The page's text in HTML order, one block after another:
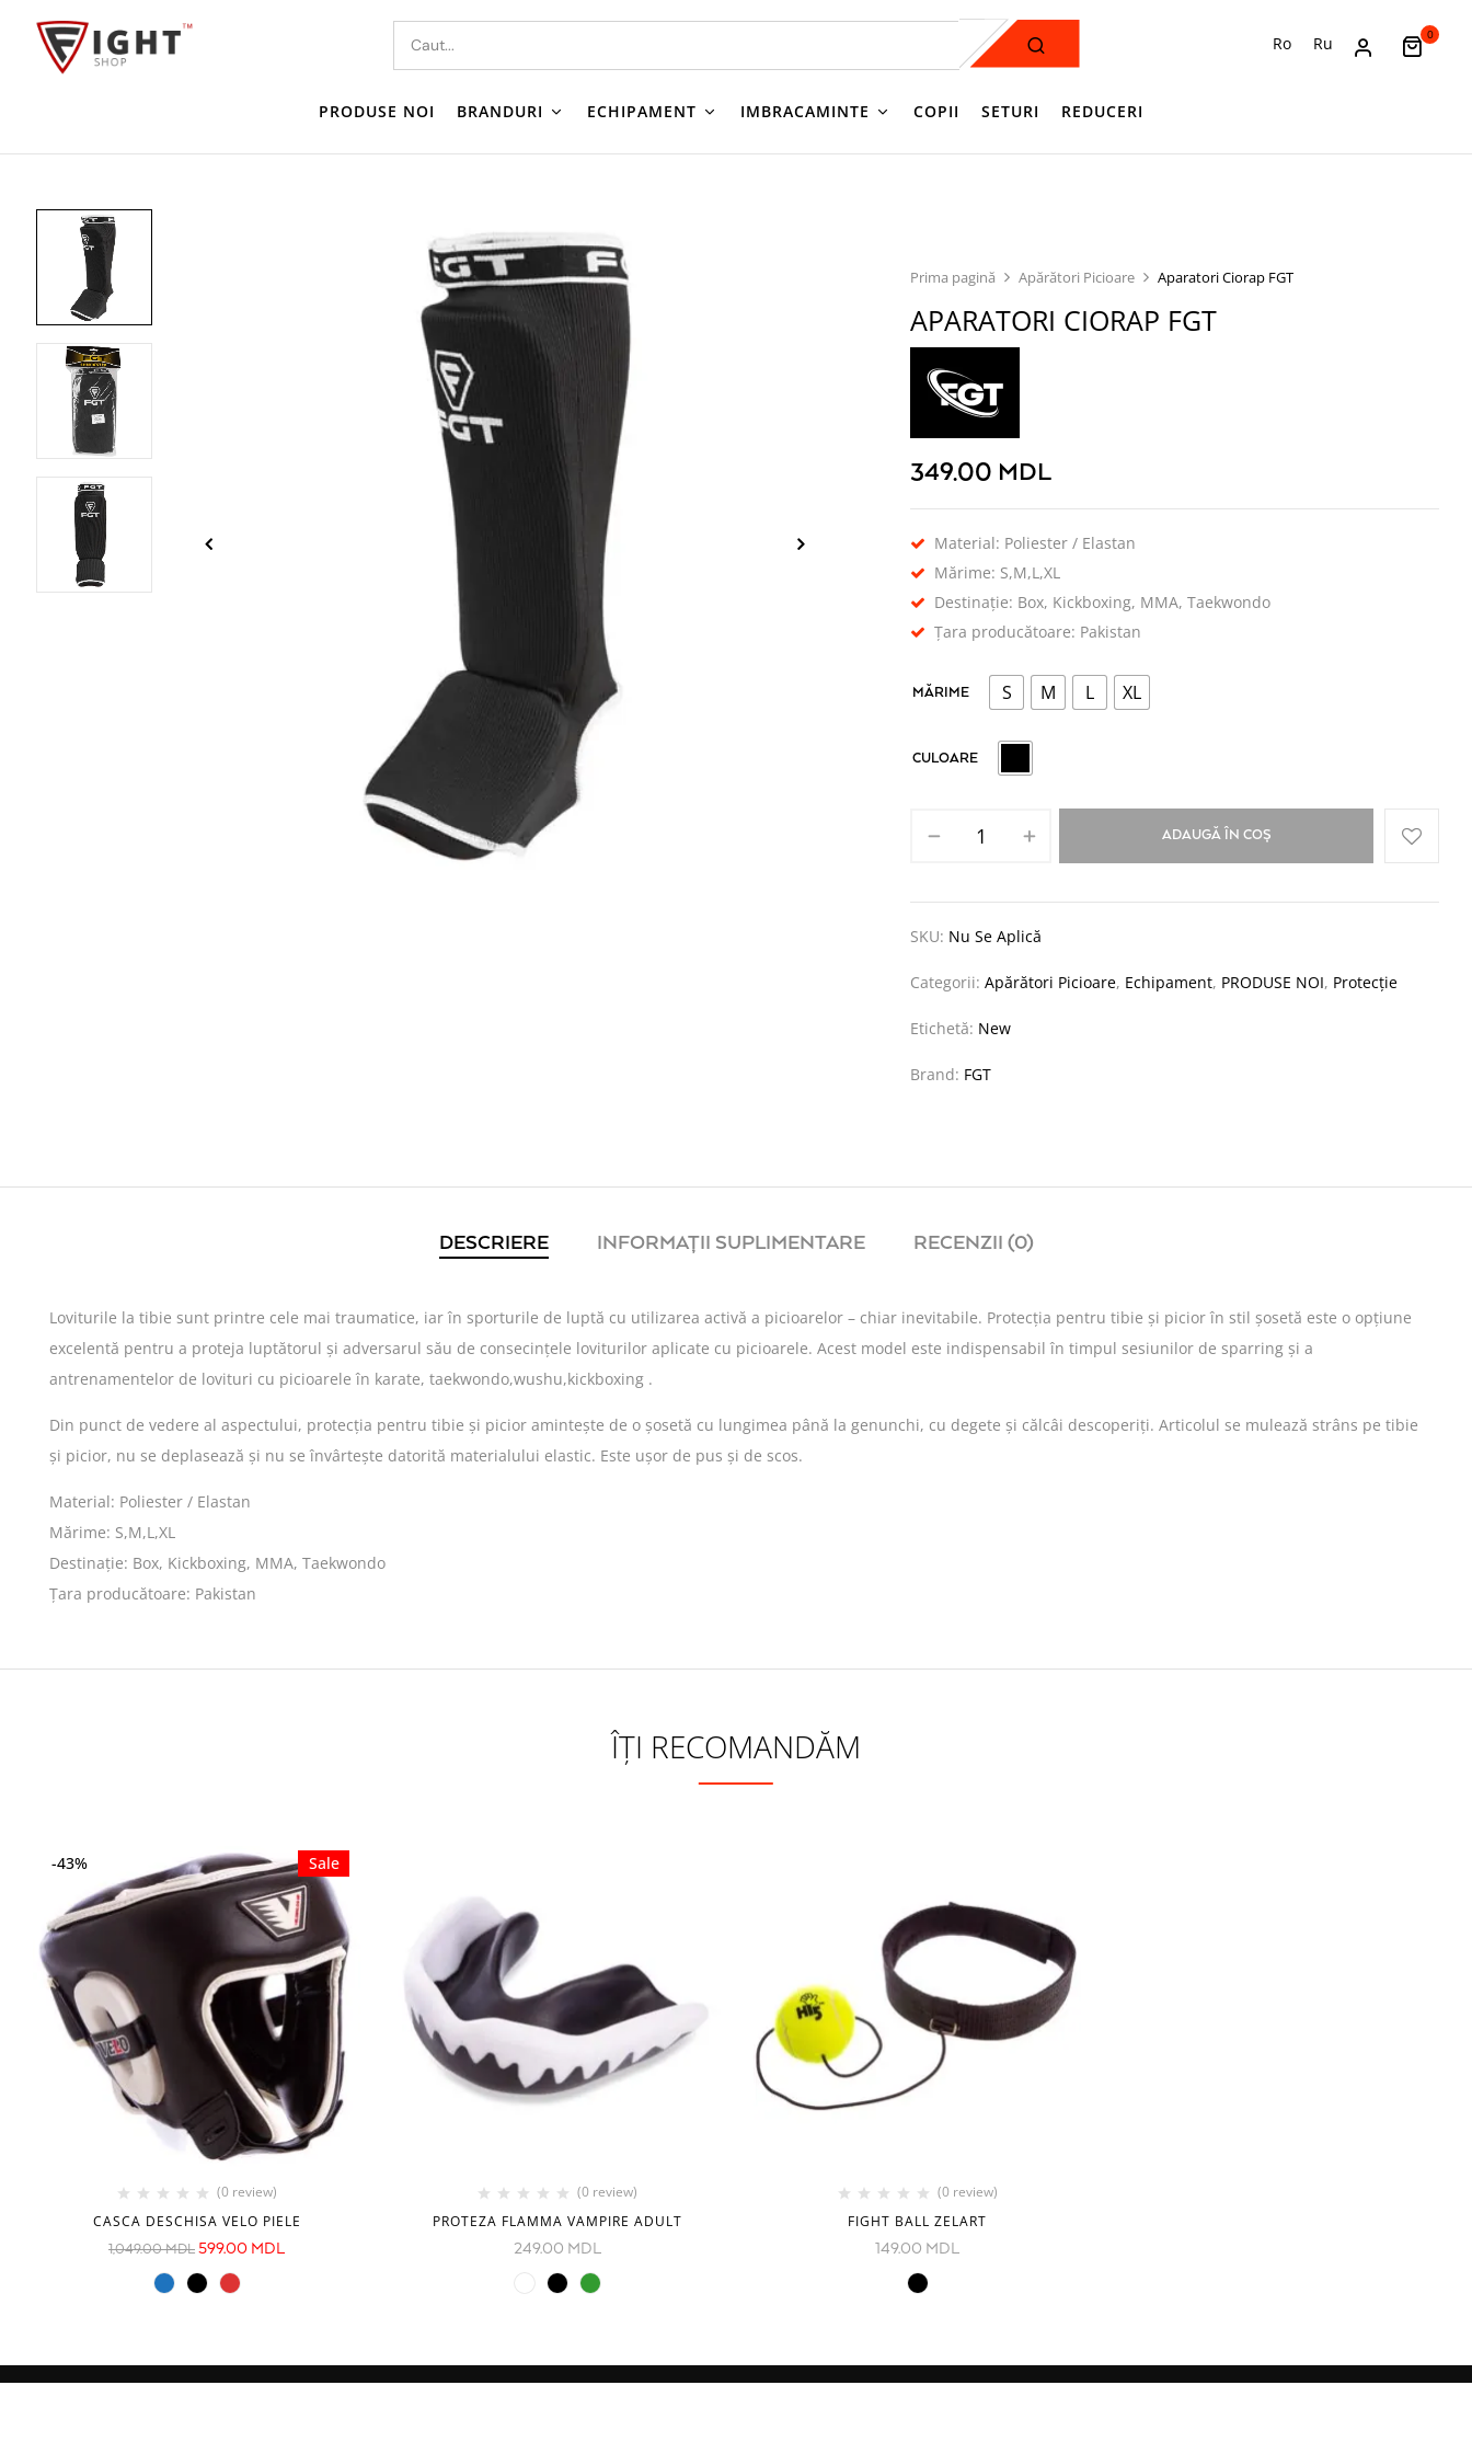
Ro Ru 0
PRODUSE NOI BRANDURI ECHIPAMENT IMBRACAMINTE COPII SETURI REDUCERI
Prima pagină Apărători Picioare Aparatori Ciorap FGT
APARATORI CIORAP FGT
349.00 MDL
Material: Poliester / Elastan
Mărime: S,M,L,XL
Destinație: Box, Kickboxing, MMA, Taekwondo
Țara producătoare: Pakistan
MĂRIME S M L XL
CULOARE
ADAUGĂ ÎN COȘ
SKU: Nu Se Aplică
Categorii:Apărători Picioare, Echipament, PRODUSE NOI, Protecție
Etichetă: New
Brand: FGT
DESCRIERE INFORMAȚII SUPLIMENTARE RECENZII (0)
Loviturile la tibie sunt printre cele mai traumatice, iar în sporturile de luptă cu utilizarea activă a picioarelor – chiar inevitabile. Protecția pentru tibie și picior în stil șosetă este o opțiune
excelentă pentru a proteja luptătorul și adversarul său de consecințele loviturilor aplicate cu picioarele. Acest model este indispensabil în timpul sesiunilor de sparring și a
antrenamentelor de lovituri cu picioarele în karate, taekwondo,wushu,kickboxing .
Din punct de vedere al aspectului, protecția pentru tibie și picior amintește de o șosetă cu lungimea până la genunchi, cu degete și călcâi descoperiți. Articolul se mulează strâns pe tibie
și picior, nu se deplasează și nu se învârtește datorită materialului elastic. Este ușor de pus și de scos.
Material: Poliester / Elastan
Mărime: S,M,L,XL
Destinație: Box, Kickboxing, MMA, Taekwondo
Țara producătoare: Pakistan
ÎȚI RECOMANDĂM
Sale
-43%
(0 review)
CASCA DESCHISA VELO PIELE
1,049.00MDL 599.00 MDL
(0 review)
PROTEZA FLAMMA VAMPIRE ADULT
249.00 MDL
(0 review)
FIGHT BALL ZELART
149.00 MDL